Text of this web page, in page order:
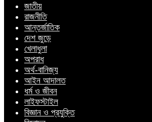
জাতীয়
রাজনীতি
আন্তর্জাতিক
দেশ জুড়ে
খেলাধুলা
অপরাধ
অর্থ-বানিজ্য
আইন আদালত
ধর্ম ও জীবন
লাইফস্টাইল
বিজ্ঞান ও প্রযুক্তি